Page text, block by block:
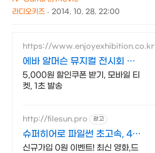
라디오키즈
2014. 10. 28. 22:00
https://www.enjoyexhibition.co.kr
에바 알머슨 뮤지컬 전시회 할
인쿠폰 받기
5,000원 할인쿠폰 받기, 모바일 티
켓, 1초 발송
http://filesun.pro 광고
슈퍼히어로 파일썬 초고속, 4K
실시간 보기!
신규가입 0원 이벤트! 최신 영화,드